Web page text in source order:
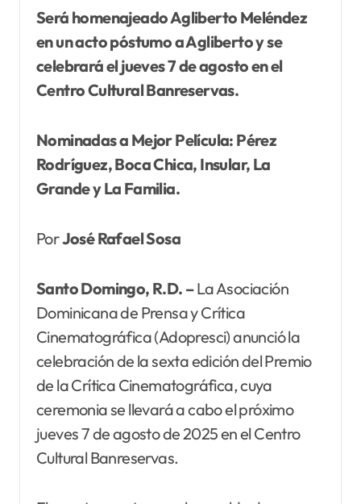
Será homenajeado Agliberto Meléndez
en un acto póstumo a Agliberto y se
celebrará el jueves 7 de agosto en el
Centro Cultural Banreservas.
Nominadas a Mejor Película: Pérez
Rodríguez, Boca Chica, Insular, La
Grande y La Familia.
PorJosé Rafael Sosa
Santo Domingo, R.D. –La Asociación
Dominicana de Prensa y Crítica
Cinematográfica (Adopresci) anunció la
celebración de la sexta edición del Premio
de la Crítica Cinematográfica, cuya
ceremonia se llevará a cabo el próximo
jueves 7 de agosto de 2025 en el Centro
Cultural Banreservas.